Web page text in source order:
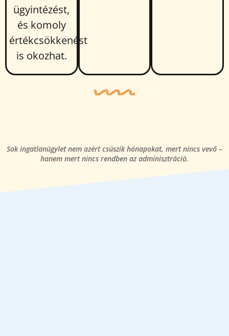
ügyintézést,
és komoly
értékcsökkenést
is okozhat.
Sok ingatlanügylet nem azért csúszik hónapokat, mert nincs vevő –
hanem mert nincs rendben az adminisztráció.